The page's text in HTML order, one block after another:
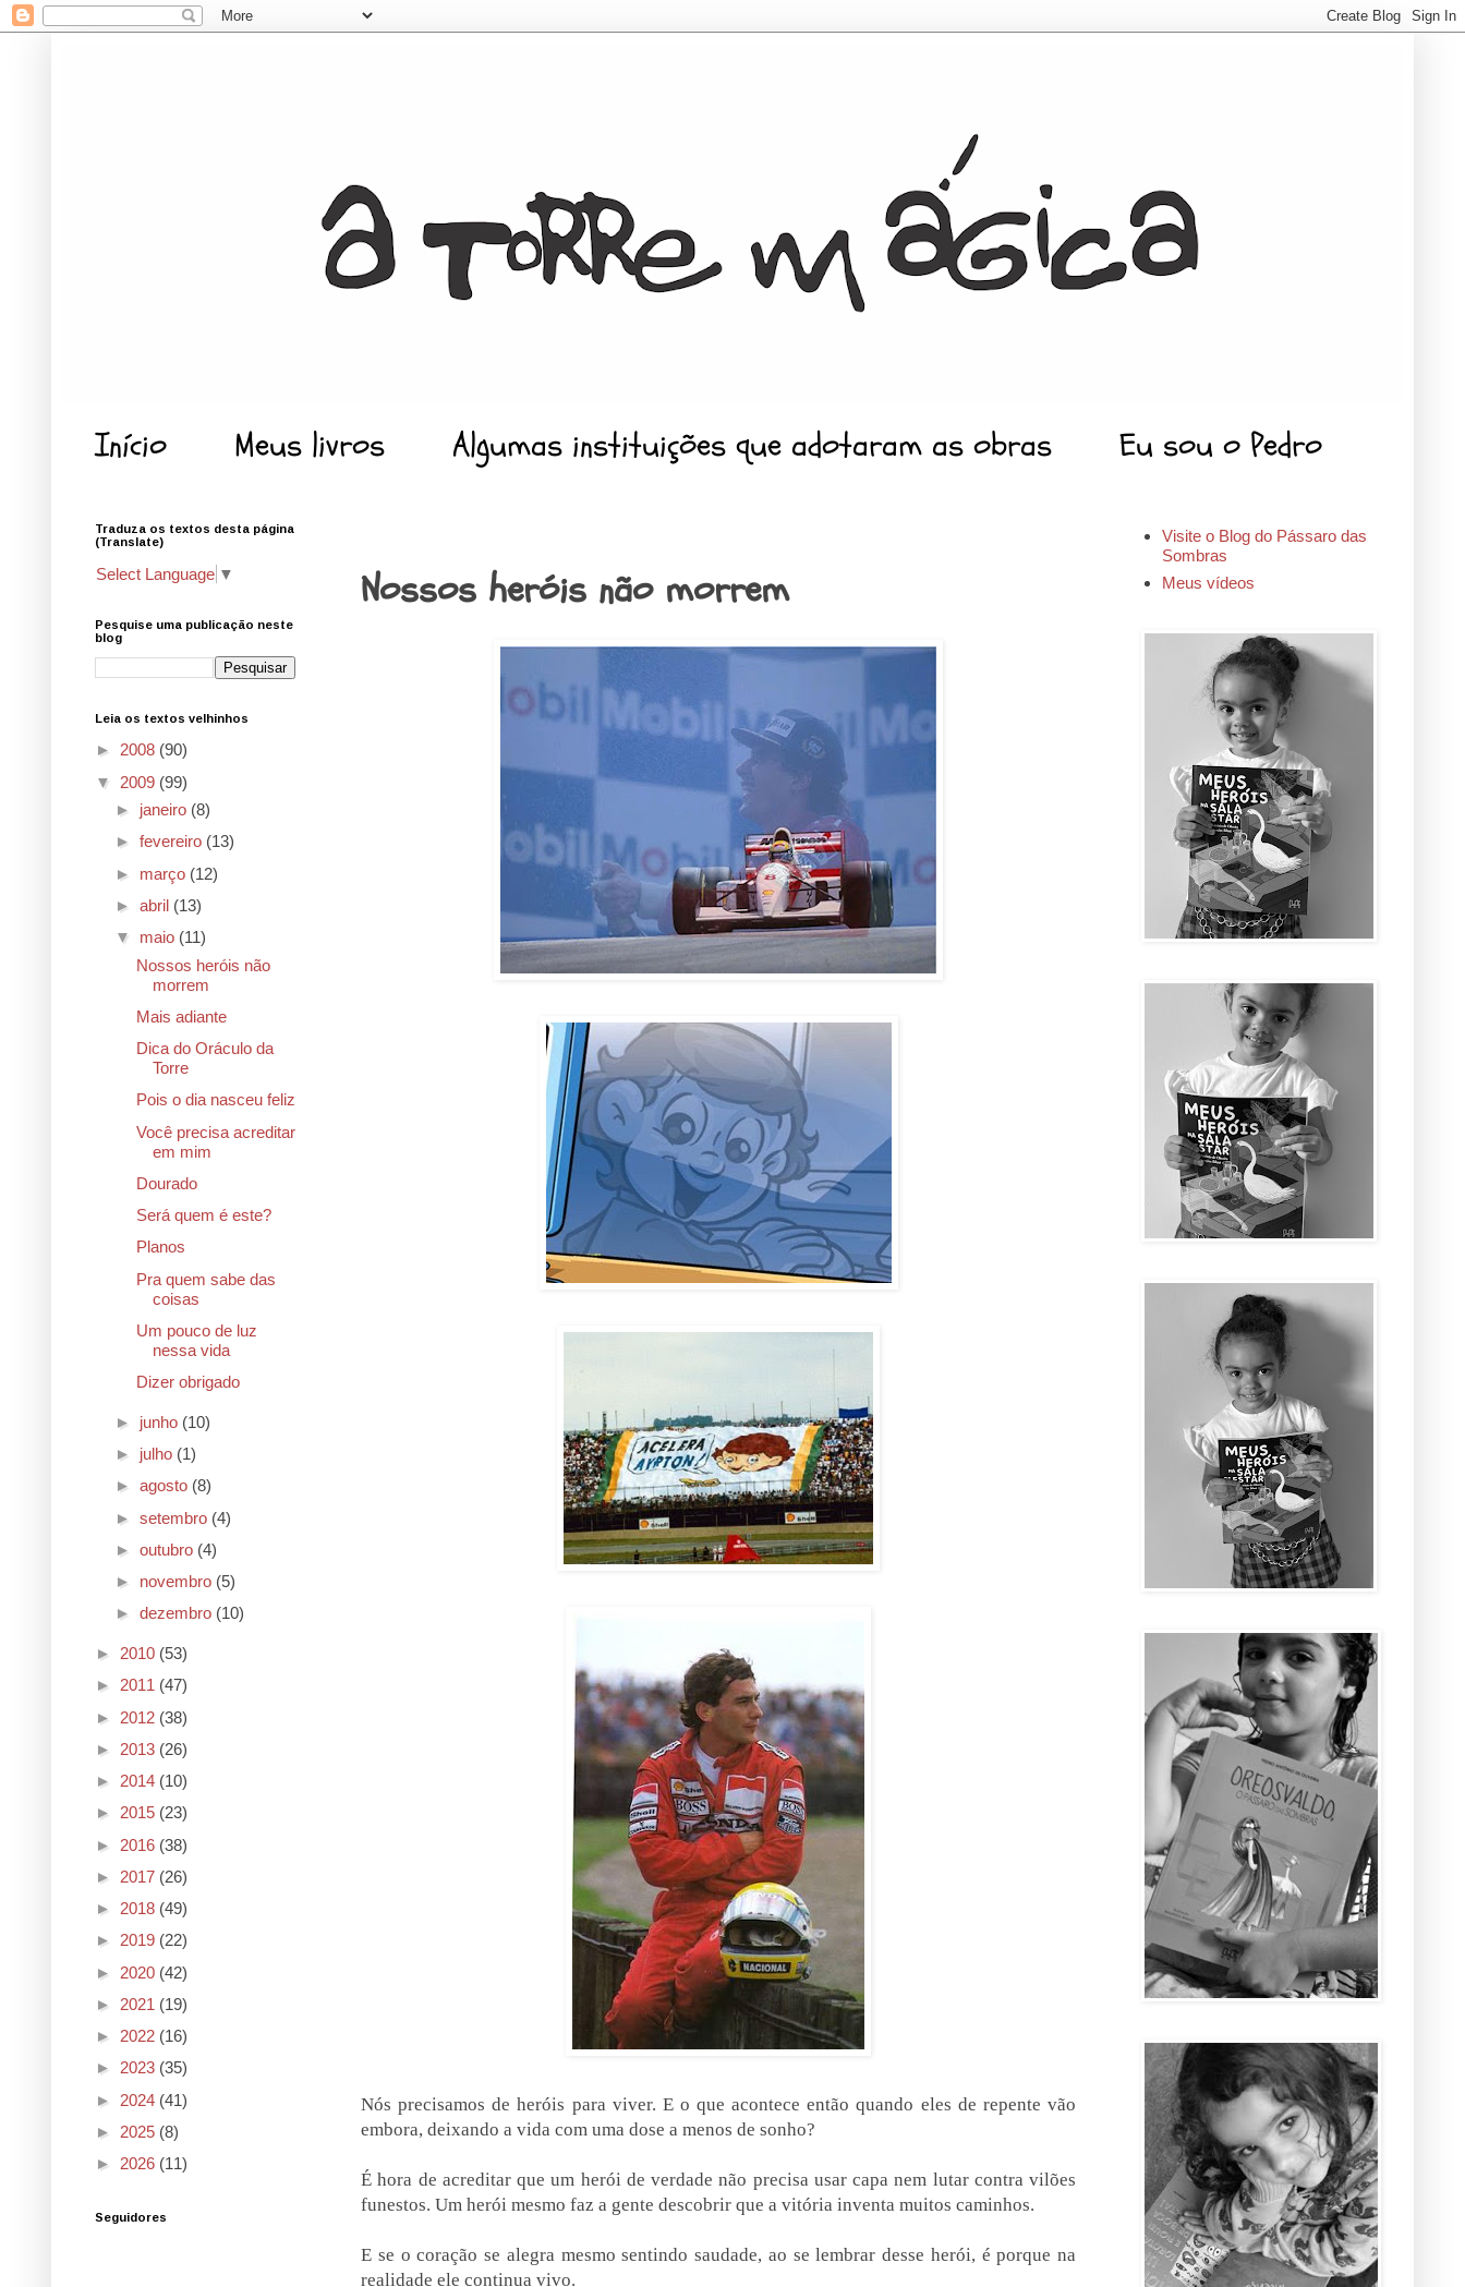
Início Meus livros Algumas instituições que adotaram as obras Eu sou o Pedro
Nossos heróis não morrem
Nós precisamos de heróis para viver. E o que acontece então quando eles de repente vão
embora, deixando a vida com uma dose a menos de sonho?
É hora de acreditar que um herói de verdade não precisa usar capa nem lutar contra vilões
funestos. Um herói mesmo faz a gente descobrir que a vitória inventa muitos caminhos.
E se o coração se alegra mesmo sentindo saudade, ao se lembrar desse herói, é porque na
realidade ele continua vivo.
Traduza os textos desta página
(Translate)
Select Language ▼
Pesquise uma publicação neste
blog
Leia os textos velhinhos
► 2008 (90)
▼ 2009 (99)
► janeiro (8)
► fevereiro (13)
► março (12)
► abril (13)
▼ maio (11)
Nossos heróis não
morrem
Mais adiante
Dica do Oráculo da
Torre
Pois o dia nasceu feliz
Você precisa acreditar
em mim
Dourado
Será quem é este?
Planos
Pra quem sabe das
coisas
Um pouco de luz
nessa vida
Dizer obrigado
► junho (10)
► julho (1)
► agosto (8)
► setembro (4)
► outubro (4)
► novembro (5)
► dezembro (10)
► 2010 (53)
► 2011 (47)
► 2012 (38)
► 2013 (26)
► 2014 (10)
► 2015 (23)
► 2016 (38)
► 2017 (26)
► 2018 (49)
► 2019 (22)
► 2020 (42)
► 2021 (19)
► 2022 (16)
► 2023 (35)
► 2024 (41)
► 2025 (8)
► 2026 (11)
Seguidores
Visite o Blog do Pássaro das
Sombras
Meus vídeos